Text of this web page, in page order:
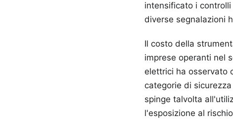
intensificato i
diverse segnalazioni
Il costo della
imprese operanti nel
elettrici ha osservato
categorie di
spinge talvolta
l'esposizione al